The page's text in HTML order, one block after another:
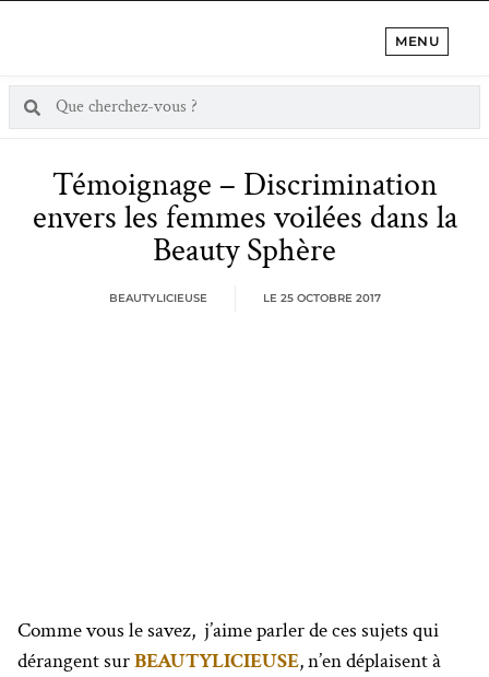
MENU
Témoignage – Discrimination
envers les femmes voilées dans la
Beauty Sphère
BEAUTYLICIEUSE LE 25 OCTOBRE 2017
Comme vous le savez, j’aime parler de ces sujets qui
dérangent surBEAUTYLICIEUSE, n’en déplaisent à